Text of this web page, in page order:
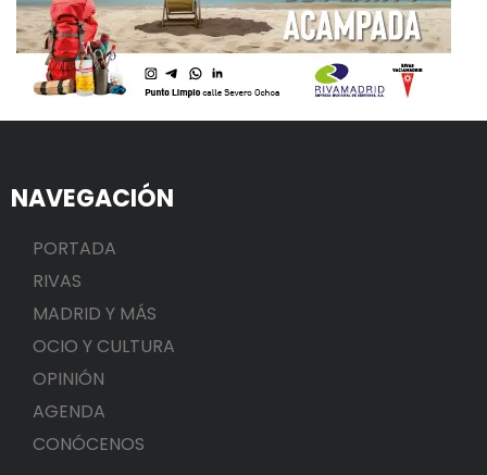
NAVEGACIÓN
PORTADA
RIVAS
MADRID Y MÁS
OCIO Y CULTURA
OPINIÓN
AGENDA
CONÓCENOS